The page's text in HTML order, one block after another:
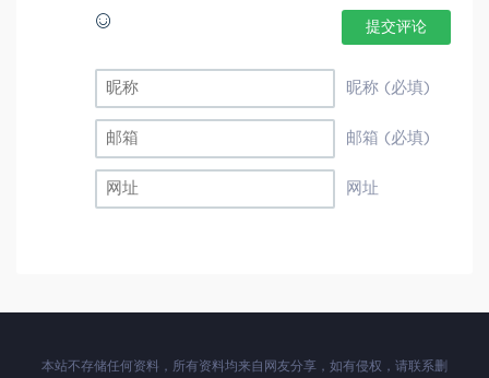
提交评论
昵称 (必填)
邮箱 (必填)
网址
本站不存储任何资料，所有资料均来自网友分享，如有侵权，请联系删